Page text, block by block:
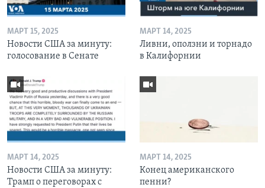
МАРТ 15, 2025
Новости США за минуту:
голосование в Сенате
МАРТ 14, 2025
Ливни, оползни и торнадо
в Калифорнии
МАРТ 14, 2025
Новости США за минуту:
Трамп о переговорах с
МАРТ 14, 2025
Конец американского
пенни?